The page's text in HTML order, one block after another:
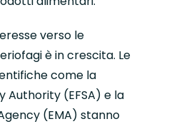
verso le
è in crescita. Le
come la
Authority (EFSA) e la
(EMA) stanno